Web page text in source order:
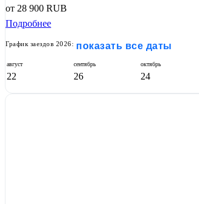
от 28 900 RUB
Подробнее
График заездов 2026: показать все даты
август
22
сентябрь
26
октябрь
24